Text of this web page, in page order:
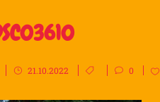
21.10.2022 0